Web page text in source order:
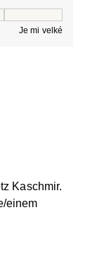
Je mi velké
Kaschmir.
einem